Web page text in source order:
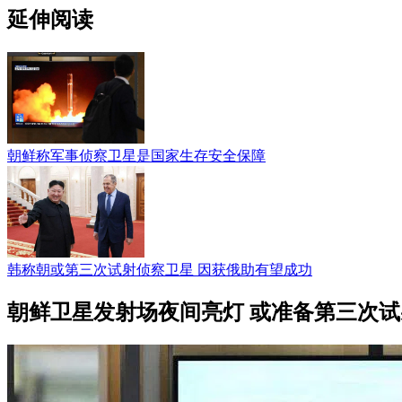
延伸阅读
朝鲜称军事侦察卫星是国家生存安全保障
韩称朝或第三次试射侦察卫星 因获俄助有望成功
朝鲜卫星发射场夜间亮灯 或准备第三次